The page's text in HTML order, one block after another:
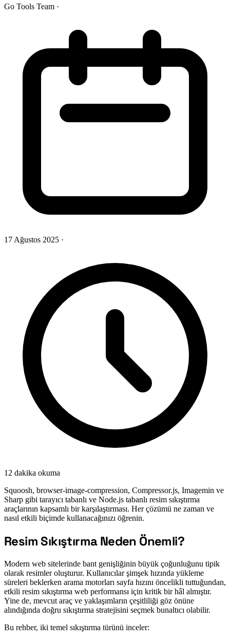
Go Tools Team ·
17 Ağustos 2025 ·
12 dakika okuma
Squoosh, browser-image-compression, Compressor.js, Imagemin ve
Sharp gibi tarayıcı tabanlı ve Node.js tabanlı resim sıkıştırma
araçlarının kapsamlı bir karşılaştırması. Her çözümü ne zaman ve
nasıl etkili biçimde kullanacağınızı öğrenin.
#
Resim Sıkıştırma Neden Önemli?
Modern web sitelerinde bant genişliğinin büyük çoğunluğunu tipik
olarak resimler oluşturur. Kullanıcılar şimşek hızında yükleme
süreleri beklerken arama motorları sayfa hızını öncelikli tuttuğundan,
etkili resim sıkıştırma web performansı için kritik bir hâl almıştır.
Yine de, mevcut araç ve yaklaşımların çeşitliliği göz önüne
alındığında doğru sıkıştırma stratejisini seçmek bunaltıcı olabilir.
Bu rehber, iki temel sıkıştırma türünü inceler: